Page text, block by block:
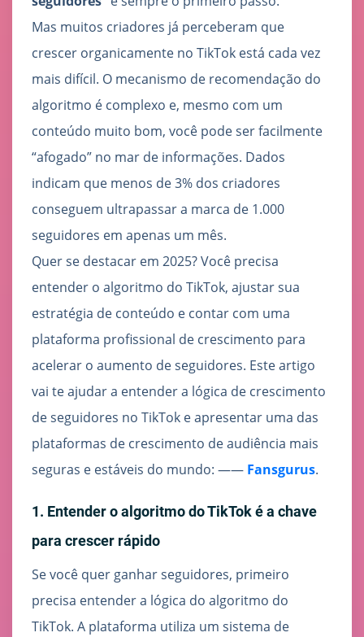
Mas muitos criadores já perceberam que
crescer organicamente no TikTok está cada vez
mais difícil. O mecanismo de recomendação do
algoritmo é complexo e, mesmo com um
conteúdo muito bom, você pode ser facilmente
“afogado” no mar de informações. Dados
indicam que menos de 3% dos criadores
conseguem ultrapassar a marca de 1.000
seguidores em apenas um mês.
Quer se destacar em 2025? Você precisa
entender o algoritmo do TikTok, ajustar sua
estratégia de conteúdo e contar com uma
plataforma profissional de crescimento para
acelerar o aumento de seguidores. Este artigo
vai te ajudar a entender a lógica de crescimento
de seguidores no TikTok e apresentar uma das
plataformas de crescimento de audiência mais
seguras e estáveis do mundo: —— Fansgurus.
1. Entender o algoritmo do TikTok é a chave
para crescer rápido
Se você quer ganhar seguidores, primeiro
precisa entender a lógica do algoritmo do
TikTok. A plataforma utiliza um sistema de